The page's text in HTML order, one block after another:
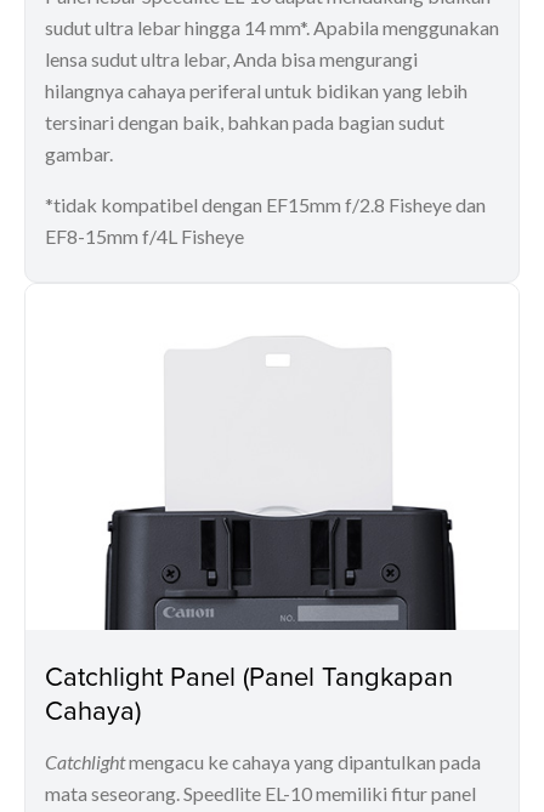
sudut ultra lebar hingga 14 mm*. Apabila menggunakan
lensa sudut ultra lebar, Anda bisa mengurangi
hilangnya cahaya periferal untuk bidikan yang lebih
tersinari dengan baik, bahkan pada bagian sudut
gambar.
*tidak kompatibel dengan EF15mm f/2.8 Fisheye dan
EF8-15mm f/4L Fisheye
Catchlight Panel (Panel Tangkapan
Cahaya)
Catchlightmengacu ke cahaya yang dipantulkan pada
mata seseorang. Speedlite EL-10 memiliki fitur panel